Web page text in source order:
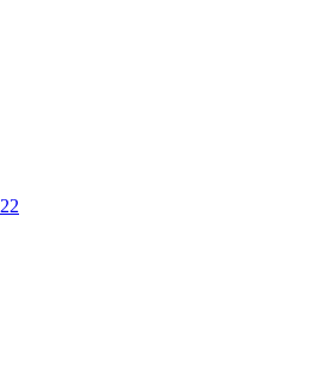
22